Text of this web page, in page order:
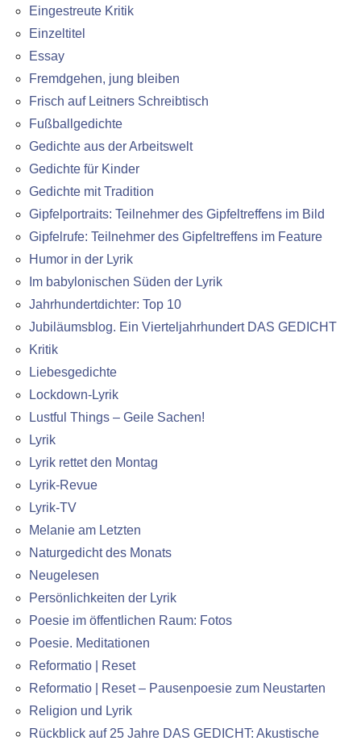
Eingestreute Kritik
Einzeltitel
Essay
Fremdgehen, jung bleiben
Frisch auf Leitners Schreibtisch
Fußballgedichte
Gedichte aus der Arbeitswelt
Gedichte für Kinder
Gedichte mit Tradition
Gipfelportraits: Teilnehmer des Gipfeltreffens im Bild
Gipfelrufe: Teilnehmer des Gipfeltreffens im Feature
Humor in der Lyrik
Im babylonischen Süden der Lyrik
Jahrhundertdichter: Top 10
Jubiläumsblog. Ein Vierteljahrhundert DAS GEDICHT
Kritik
Liebesgedichte
Lockdown-Lyrik
Lustful Things – Geile Sachen!
Lyrik
Lyrik rettet den Montag
Lyrik-Revue
Lyrik-TV
Melanie am Letzten
Naturgedicht des Monats
Neugelesen
Persönlichkeiten der Lyrik
Poesie im öffentlichen Raum: Fotos
Poesie. Meditationen
Reformatio | Reset
Reformatio | Reset – Pausenpoesie zum Neustarten
Religion und Lyrik
Rückblick auf 25 Jahre DAS GEDICHT: Akustische